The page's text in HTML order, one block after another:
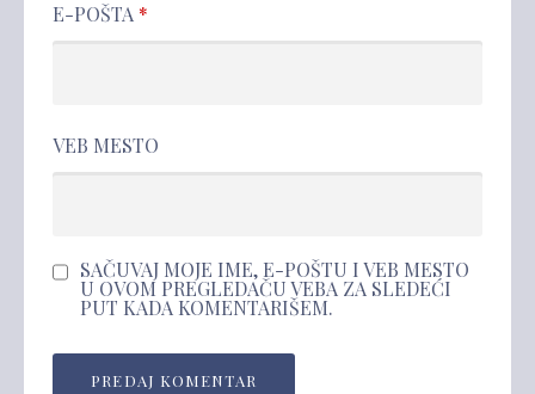
E-POŠTA *
VEB MESTO
SAČUVAJ MOJE IME, E-POŠTU I VEB MESTO
U OVOM PREGLEDAČU VEBA ZA SLEDEĆI
PUT KADA KOMENTARIŠEM.